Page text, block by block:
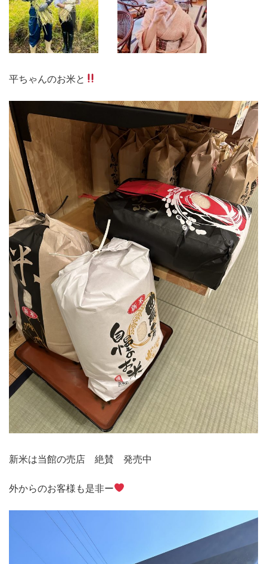
平ちゃんのお米と
新米は当館の売店 絶賛 発売中
外からのお客様も是非ー